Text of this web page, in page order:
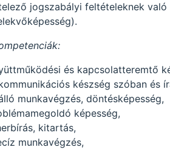
jogszabályi feltételeknek
és kapcsolatteremtő
készség szóban és
munkavégzés, döntésképesség,
képesség,
kitartás,
munkavégzés,